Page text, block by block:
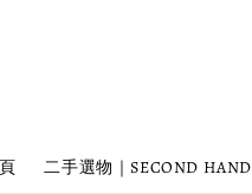
二手選物｜SECOND HAND